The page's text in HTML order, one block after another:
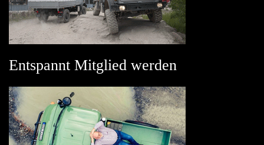
Entspannt Mitglied werden